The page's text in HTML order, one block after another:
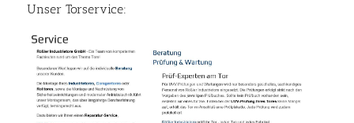
Unser Torservice: